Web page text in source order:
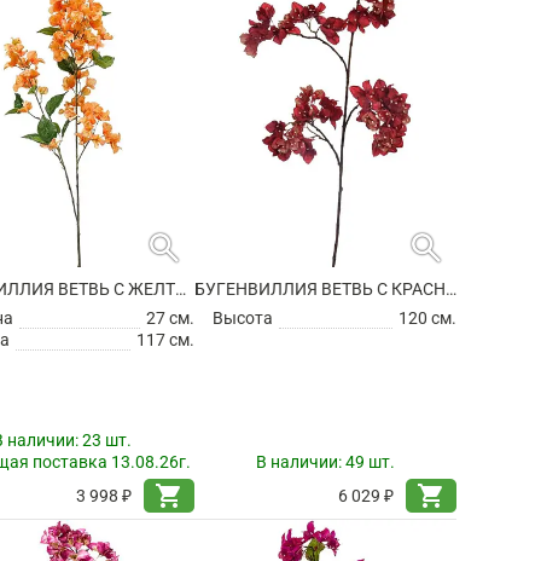
search
БУГЕНВИЛЛИЯ ВЕТВЬ С ЖЕЛТО-ОРАНЖЕВЫМИ ЦВЕТАМИ ИСКУССТВЕННАЯ
27 см.
117 см.
наличии:23 шт.
поставка 13.08.26г.
3 998 ₽
shopping_cart
search
БУГЕНВИЛЛИЯ ВЕТВЬ С КРАСНЫМИ ЦВЕТАМИ ИСКУССТВЕННАЯ
Высота
120 см.
В наличии:49 шт.
6 029 ₽
shopping_cart